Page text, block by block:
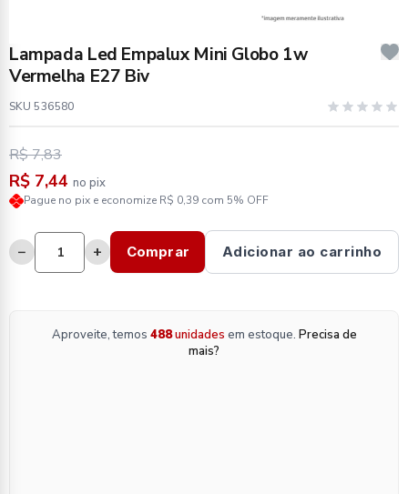
Lampada Led Empalux Mini Globo 1w
Vermelha E27 Biv
SKU 536580
R$ 7,83
R$ 7,44 no pix
Pague no pix e economize R$ 0,39 com 5% OFF
− + Comprar Adicionar ao carrinho
Aproveite, temos 488unidades em estoque. Precisa de
mais?